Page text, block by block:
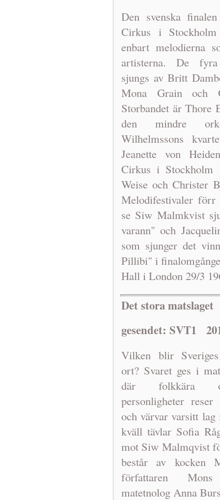
Den svenska
Cirkus i
enbart melodierna
artisterna. De fyra
sjungs av Britt
Mona Grain och
Storbandet är Thore
den mindre
Wilhelmssons
Jeanette von
Cirkus i
Weise och Christer
Melodifestivaler
se Siw Malmkvist
varann" och
som sjunger det
Pillibi" i
Hall i London 29/3
Det stora matslaget
gesendet: SVT1
Vilken blir
ort? Svaret ges i
där folkkära
personligheter
och värvar varsitt
kväll tävlar Sofia
mot Siw Malmqvist
består av kocken
författaren
matetnolog Anna